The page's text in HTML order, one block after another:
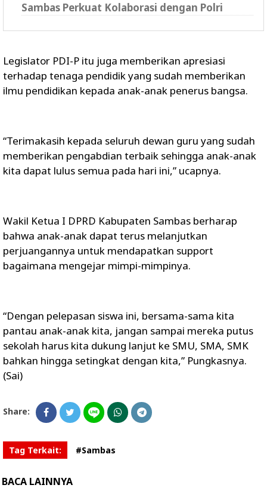
Sambas Perkuat Kolaborasi dengan Polri
Legislator PDI-P itu juga memberikan apresiasi
terhadap tenaga pendidik yang sudah memberikan
ilmu pendidikan kepada anak-anak penerus bangsa.
“Terimakasih kepada seluruh dewan guru yang sudah
memberikan pengabdian terbaik sehingga anak-anak
kita dapat lulus semua pada hari ini,” ucapnya.
Wakil Ketua I DPRD Kabupaten Sambas berharap
bahwa anak-anak dapat terus melanjutkan
perjuangannya untuk mendapatkan support
bagaimana mengejar mimpi-mimpinya.
“Dengan pelepasan siswa ini, bersama-sama kita
pantau anak-anak kita, jangan sampai mereka putus
sekolah harus kita dukung lanjut ke SMU, SMA, SMK
bahkan hingga setingkat dengan kita,” Pungkasnya.
(Sai)
Share:
Tag Terkait: #Sambas
BACA LAINNYA